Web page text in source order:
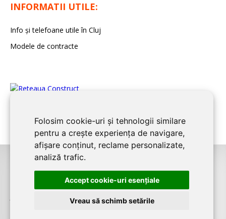
Folosim cookie-uri și tehnologii similare
pentru a crește experiența de navigare,
afișare conținut, reclame personalizate,
analiză trafic.
Accept cookie-uri esenţiale
Vreau să schimb setările
INFORMATII UTILE:
Info și telefoane utile în Cluj
Modele de contracte
CLUJ CONSTRUCTeste un serviciu de promovare online pentru
firme. Proiect digital dezvoltat deLIVE COMMUNICATIONS SRL
J12/4191/2006, RO19492087